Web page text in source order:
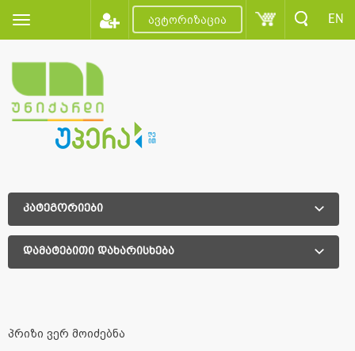
ავტორიზაცია EN
კატეგორიები
დამატებითი დახარისხება
პრიზი ვერ მოიძებნა